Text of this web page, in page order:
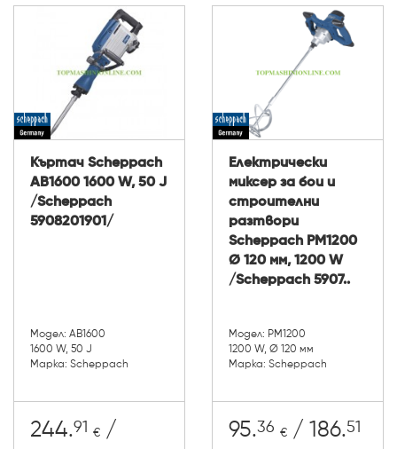
Къртач Scheppach
AB1600 1600 W, 50 J
/Scheppach
5908201901/
Модел: AB1600
1600 W, 50 J
Марка: Scheppach
244.91 € /
Електрически
миксер за бои и
строителни
разтвори
Scheppach PM1200
Ø 120 мм, 1200 W
/Scheppach 5907..
Модел: PM1200
1200 W, Ø 120 мм
Марка: Scheppach
95.36 € / 186.51